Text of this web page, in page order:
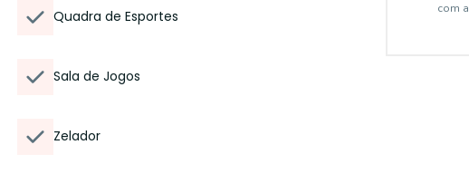
Quadra de Esportes
Sala de Jogos
Zelador
com a